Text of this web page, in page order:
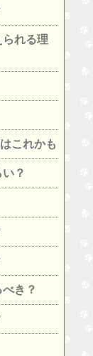
れる理
これかも
？
き？